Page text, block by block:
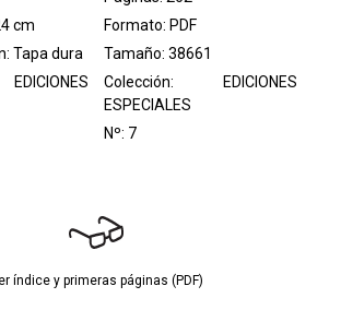
cm
Tapa dura
EDICIONES
Formato: PDF
Tamaño: 38661
Colección:
EDICIONES
ESPECIALES
Nº: 7
índice y primeras páginas (PDF)